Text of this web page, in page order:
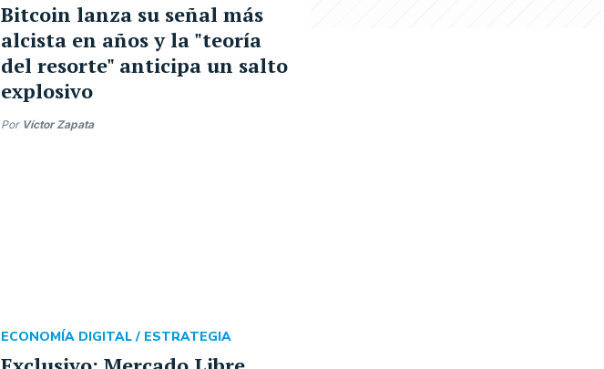
Bitcoin lanza su señal más
alcista en años y la "teoría
del resorte" anticipa un salto
explosivo
Por Víctor Zapata
ECONOMÍA DIGITAL / ESTRATEGIA